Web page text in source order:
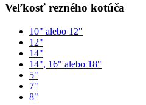
Veľkosť rezného kotúča
10" alebo 12"
12"
14"
14", 16" alebo 18"
5"
7"
8"